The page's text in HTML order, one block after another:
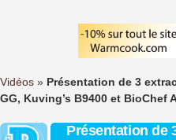
Vidéos » Présentation de 3
GG, Kuving’s B9400 et BioChef
Présentation de